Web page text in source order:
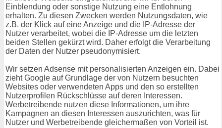
Einblendung oder sonstige Nutzung eine Entlohnung
erhalten. Zu diesen Zwecken werden Nutzungsdaten, wie
z.B. der Klick auf eine Anzeige und die IP-Adresse der
Nutzer verarbeitet, wobei die IP-Adresse um die letzten
beiden Stellen gekürzt wird. Daher erfolgt die Verarbeitung
der Daten der Nutzer pseudonymisiert.
Wir setzen Adsense mit personalisierten Anzeigen ein. Dabei
zieht Google auf Grundlage der von Nutzern besuchten
Websites oder verwendeten Apps und den so erstellten
Nutzerprofilen Rückschlüsse auf deren Interessen.
Werbetreibende nutzen diese Informationen, um ihre
Kampagnen an diesen Interessen auszurichten, was für
Nutzer und Werbetreibende gleichermaßen von Vorteil ist.